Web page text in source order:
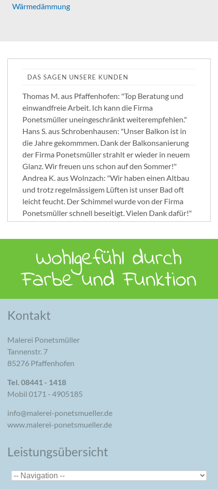
Wärmedämmung
DAS SAGEN UNSERE KUNDEN
Thomas M. aus Pfaffenhofen: "Top Beratung und
einwandfreie Arbeit. Ich kann die Firma
Ponetsmüller uneingeschränkt weiterempfehlen."
Hans S. aus Schrobenhausen: "Unser Balkon ist in
die Jahre gekommmen. Dank der Balkonsanierung
der Firma Ponetsmüller strahlt er wieder in neuem
Glanz. Wir freuen uns schon auf den Sommer!"
Andrea K. aus Wolnzach: "Wir haben einen Altbau
und trotz regelmässigem Lüften ist unser Bad oft
leicht feucht. Der Schimmel wurde von der Firma
Ponetsmüller schnell beseitigt. Vielen Dank dafür!"
Wohlgefühl durch
Farbe und Funktion
Kontakt
Malerei Ponetsmüller
Tannenstr. 7
85276 Pfaffenhofen
Tel. 08441 - 1418
Mobil 0171 - 4905185
info@malerei-ponetsmueller.de
www.malerei-ponetsmueller.de
Leistungsübersicht